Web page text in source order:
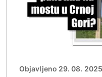
Objavljeno 29. 08.